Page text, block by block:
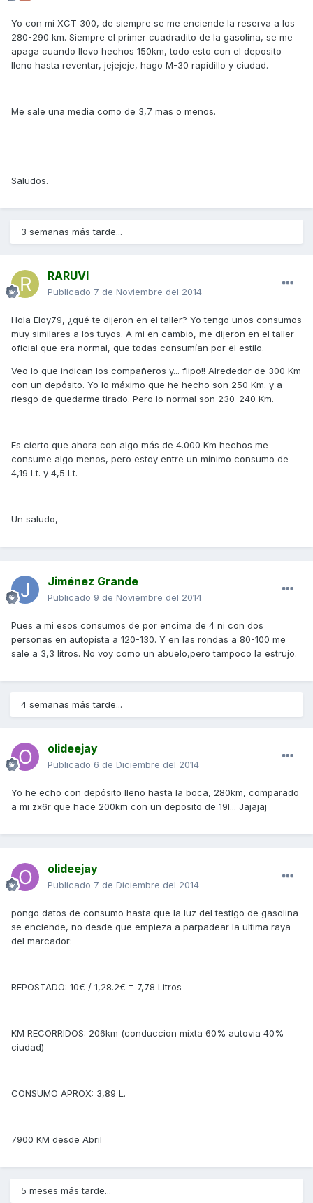
Yo con mi XCT 300, de siempre se me enciende la reserva a los
280-290 km. Siempre el primer cuadradito de la gasolina, se me
apaga cuando llevo hechos 150km, todo esto con el deposito
lleno hasta reventar, jejejeje, hago M-30 rapidillo y ciudad.
Me sale una media como de 3,7 mas o menos.
Saludos.
3 semanas más tarde...
RARUVI
Publicado 7 de Noviembre del 2014
Hola Eloy79, ¿qué te dijeron en el taller? Yo tengo unos consumos
muy similares a los tuyos. A mi en cambio, me dijeron en el taller
oficial que era normal, que todas consumían por el estilo.
Veo lo que indican los compañeros y... flipo!! Alrededor de 300 Km
con un depósito. Yo lo máximo que he hecho son 250 Km. y a
riesgo de quedarme tirado. Pero lo normal son 230-240 Km.
Es cierto que ahora con algo más de 4.000 Km hechos me
consume algo menos, pero estoy entre un mínimo consumo de
4,19 Lt. y 4,5 Lt.
Un saludo,
Jiménez Grande
Publicado 9 de Noviembre del 2014
Pues a mi esos consumos de por encima de 4 ni con dos
personas en autopista a 120-130. Y en las rondas a 80-100 me
sale a 3,3 litros. No voy como un abuelo,pero tampoco la estrujo.
4 semanas más tarde...
olideejay
Publicado 6 de Diciembre del 2014
Yo he echo con depósito lleno hasta la boca, 280km, comparado
a mi zx6r que hace 200km con un deposito de 19l... Jajajaj
olideejay
Publicado 7 de Diciembre del 2014
pongo datos de consumo hasta que la luz del testigo de gasolina
se enciende, no desde que empieza a parpadear la ultima raya
del marcador:
REPOSTADO: 10€ / 1,28.2€ = 7,78 Litros
KM RECORRIDOS: 206km (conduccion mixta 60% autovia 40%
ciudad)
CONSUMO APROX: 3,89 L.
7900 KM desde Abril
5 meses más tarde...